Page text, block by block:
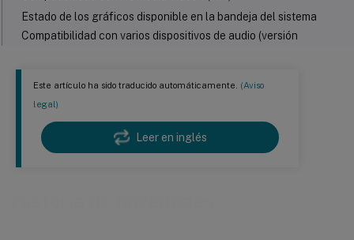
Este artículo ha sido traducido automáticamente. (Aviso
legal)
Leer en inglés
Estado de los gráficos disponible en la bandeja del sistema
Compatibilidad con varios dispositivos de audio (versión
Nuevas métricas disponibles para sesiones de Linux
El control de congestión EDT mejorado ya está disponible de